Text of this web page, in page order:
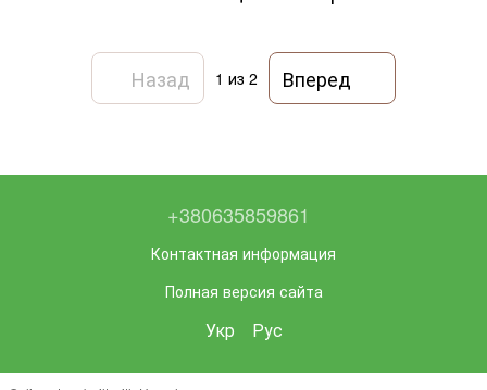
Назад 1 из 2 Вперед
+380635859861
Контактная информация
Полная версия сайта
Укр Рус